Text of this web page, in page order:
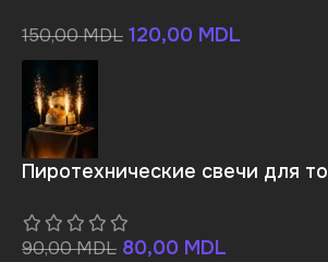
150,00MDL 120,00 MDL
Пиротехнические свечи для
90,00MDL 80,00 MDL